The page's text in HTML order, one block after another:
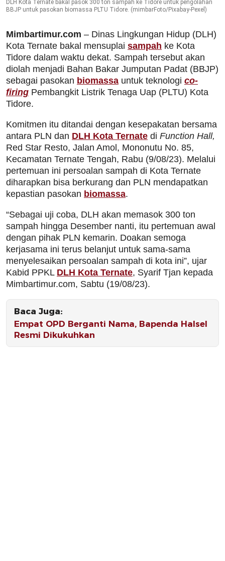
DLH Kota Ternate bakal pasok 300 ton sampah ke Tidore untuk pengolahan
BBJP untuk pasokan biomassa PLTU Tidore. (mimbarFoto/Pixabay-Pexel)
Mimbartimur.com – Dinas Lingkungan Hidup (DLH)
Kota Ternate bakal mensuplai sampah ke Kota
Tidore dalam waktu dekat. Sampah tersebut akan
diolah menjadi Bahan Bakar Jumputan Padat (BBJP)
sebagai pasokan biomassa untuk teknologi co-
firing Pembangkit Listrik Tenaga Uap (PLTU) Kota
Tidore.
Komitmen itu ditandai dengan kesepakatan bersama
antara PLN dan DLH Kota Ternate di Function Hall,
Red Star Resto, Jalan Amol, Mononutu No. 85,
Kecamatan Ternate Tengah, Rabu (9/08/23). Melalui
pertemuan ini persoalan sampah di Kota Ternate
diharapkan bisa berkurang dan PLN mendapatkan
kepastian pasokan biomassa.
“Sebagai uji coba, DLH akan memasok 300 ton
sampah hingga Desember nanti, itu pertemuan awal
dengan pihak PLN kemarin. Doakan semoga
kerjasama ini terus belanjut untuk sama-sama
menyelesaikan persoalan sampah di kota ini”, ujar
Kabid PPKL DLH Kota Ternate, Syarif Tjan kepada
Mimbartimur.com, Sabtu (19/08/23).
Baca Juga:
Empat OPD Berganti Nama, Bapenda Halsel
Resmi Dikukuhkan